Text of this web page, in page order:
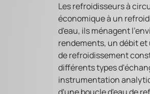
Les refroidisseurs à
économique à un
d'eau, ils ménagent
rendements, un débit
de refroidissement
différents types
instrumentation